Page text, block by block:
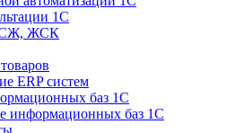
1С
ЖСК
ERP систем
баз 1С
информационных баз 1С